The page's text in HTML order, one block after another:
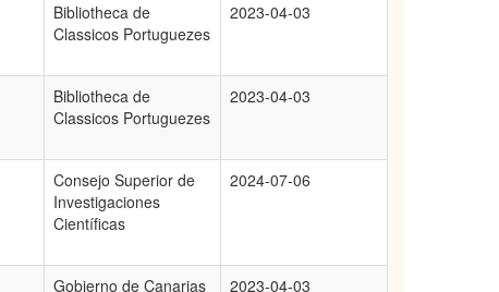
Bibliotheca de
Classicos Portuguezes
2023-04-03
Bibliotheca de
Classicos Portuguezes
2023-04-03
Consejo Superior de
Investigaciones
Científicas
2024-07-06
Gobierno de Canarias
2023-04-03